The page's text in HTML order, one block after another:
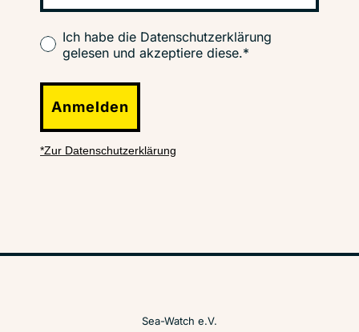
Ich habe die Datenschutzerklärung
gelesen und akzeptiere diese.*
Anmelden
*Zur Datenschutzerklärung
Sea-Watch e.V.